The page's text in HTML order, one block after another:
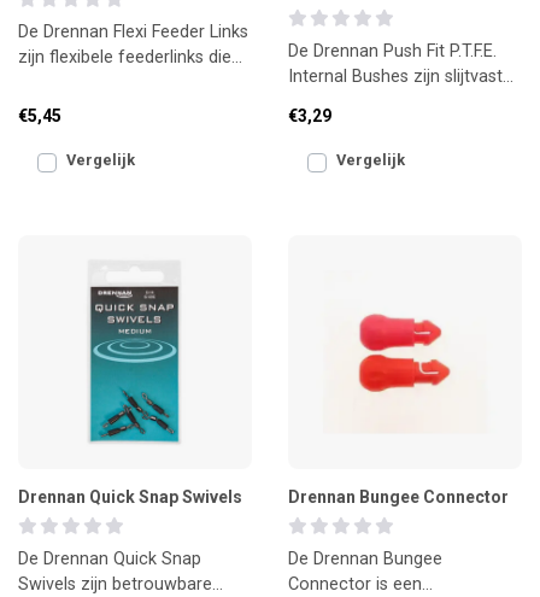
De Drennan Flexi Feeder Links
zijn flexibele feederlinks die
presentatie
€5,45
Vergelijk
De Drennan Push Fit P.T.F.E.
Internal Bushes zijn slijtvaste,
vaste stok.
€3,29
Vergelijk
Drennan Quick Snap Swivels
De Drennan Quick Snap
Swivels zijn betrouwbare
Drennan Bungee Connector
De Drennan Bungee
Connector is een